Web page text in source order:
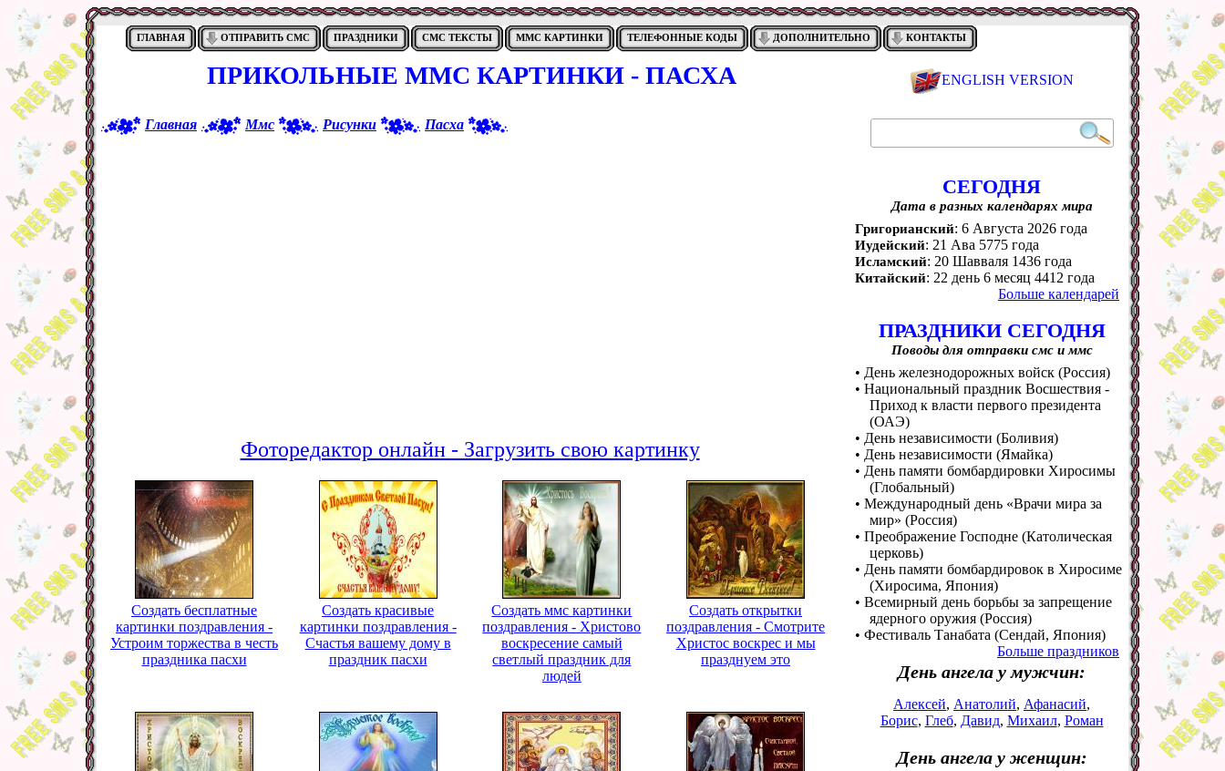
ГЛАВНАЯ ОТПРАВИТЬ СМС ПРАЗДНИКИ СМС ТЕКСТЫ ММС КАРТИНКИ ТЕЛЕФОННЫЕ КОДЫ ДОПОЛНИТЕЛЬНО КОНТАКТЫ
ПРИКОЛЬНЫЕ ММС КАРТИНКИ - ПАСХА
Главная Ммс Рисунки Пасха
Фоторедактор онлайн - Загрузить свою картинку
Создать бесплатные
картинки поздравления -
Устроим торжества в честь
праздника пасхи
Создать красивые
картинки поздравления -
Счастья вашему дому в
праздник пасхи
Создать ммс картинки
поздравления - Христово
воскресение самый
светлый праздник для
людей
Создать открытки
поздравления - Смотрите
Христос воскрес и мы
празднуем это
ENGLISH VERSION
СЕГОДНЯ
Дата в разных календарях мира
Григорианский: 6 Августа 2026 года
Иудейский: 21 Ава 5775 года
Исламский: 20 Шавваля 1436 года
Китайский: 22 день 6 месяц 4412 года
Больше календарей
ПРАЗДНИКИ СЕГОДНЯ
Поводы для отправки смс и ммс
• День железнодорожных войск (Россия)
• Национальный праздник Восшествия -
Приход к власти первого президента
(ОАЭ)
• День независимости (Боливия)
• День независимости (Ямайка)
• День памяти бомбардировки Хиросимы
(Глобальный)
• Международный день «Врачи мира за
мир» (Россия)
• Преображение Господне (Католическая
церковь)
• День памяти бомбардировок в Хиросиме
(Хиросима, Япония)
• Всемирный день борьбы за запрещение
ядерного оружия (Россия)
• Фестиваль Танабата (Сендай, Япония)
Больше праздников
День ангела у мужчин:
Алексей, Анатолий, Афанасий,
Борис, Глеб, Давид, Михаил, Роман
День ангела у женщин: